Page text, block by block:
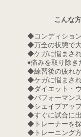
こんな
◆コンディショ
◆万全の状態で
◆ケガに悩まさ
♦︎痛みを取り除き
◆練習後の疲れ
◆ケガに悩まさ
◆ダイエット・
◆パフォーマン
◆シェイプアッ
◆すぐに試合に
◆トレーナーを
◆トレーニング